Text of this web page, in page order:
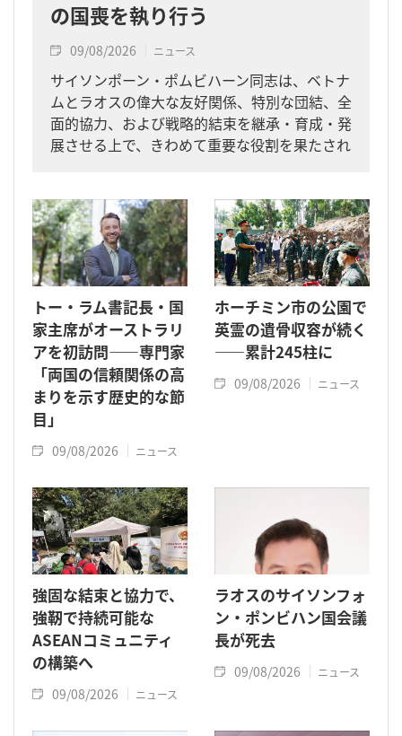
の国喪を執り行う
09/08/2026 ニュース
サイソンポーン・ポムビハーン同志は、ベトナ
ムとラオスの偉大な友好関係、特別な団結、全
面的協力、および戦略的結束を継承・育成・発
展させる上で、きわめて重要な役割を果たされ
トー・ラム書記長・国
家主席がオーストラリ
アを初訪問――専門家
「両国の信頼関係の高
まりを示す歴史的な節
目」
09/08/2026 ニュース
ホーチミン市の公園で
英霊の遺骨収容が続く
――累計245柱に
09/08/2026 ニュース
強固な結束と協力で、
強靭で持続可能な
ASEANコミュニティ
の構築へ
09/08/2026 ニュース
ラオスのサイソンフォ
ン・ポンビハン国会議
長が死去
09/08/2026 ニュース